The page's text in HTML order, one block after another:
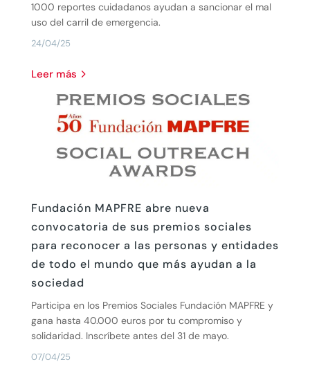
24/04/25
1000 reportes cuidadanos ayudan a sancionar el mal
uso del carril de emergencia.
leer más
Fundación MAPFRE abre nueva
convocatoria de sus premios sociales
para reconocer a las personas y entidades
de todo el mundo que más ayudan a la
sociedad
07/04/25
Participa en los Premios Sociales Fundación MAPFRE y
gana hasta 40.000 euros por tu compromiso y
solidaridad. Inscríbete antes del 31 de mayo.